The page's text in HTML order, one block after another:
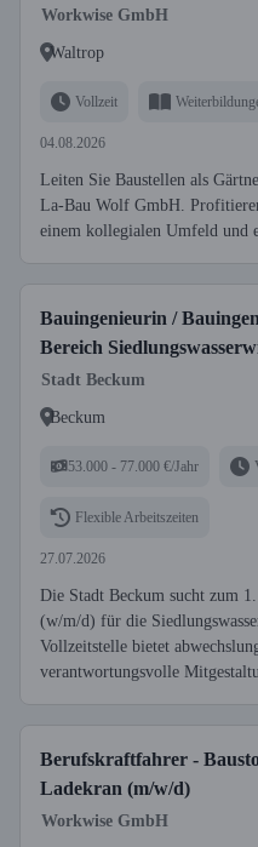
Workwise GmbH
Waltrop
Vollzeit
04.08.2026
Leiten Sie Baustellen als
La-Bau Wolf GmbH.
einem kollegialen Umfeld und
Bauingenieurin /
Bereich
Stadt Beckum
Beckum
53.000 - 77.000 €/Jahr
Flexible Arbeitszeiten
27.07.2026
Die Stadt Beckum sucht zum
(w/m/d) für die
Vollzeitstelle bietet
verantwortungsvolle
Berufskraftfahrer -
Ladekran (m/w/d)
Workwise GmbH